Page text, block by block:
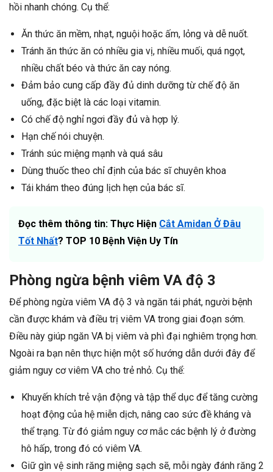
hồi nhanh chóng. Cụ thể:
Ăn thức ăn mềm, nhạt, nguội hoặc ấm, lỏng và dễ nuốt.
Tránh ăn thức ăn có nhiều gia vị, nhiều muối, quá ngọt,
nhiều chất béo và thức ăn cay nóng.
Đảm bảo cung cấp đầy đủ dinh dưỡng từ chế độ ăn
uống, đặc biệt là các loại vitamin.
Có chế độ nghỉ ngơi đầy đủ và hợp lý.
Hạn chế nói chuyện.
Tránh súc miệng mạnh và quá sâu
Dùng thuốc theo chỉ định của bác sĩ chuyên khoa
Tái khám theo đúng lịch hẹn của bác sĩ.
Đọc thêm thông tin: Thực Hiện Cắt Amidan Ở Đâu
Tốt Nhất? TOP 10 Bệnh Viện Uy Tín
Phòng ngừa bệnh viêm VA độ 3
Để phòng ngừa viêm VA độ 3 và ngăn tái phát, người bệnh
cần được khám và điều trị viêm VA trong giai đoạn sớm.
Điều này giúp ngăn VA bị viêm và phì đại nghiêm trọng hơn.
Ngoài ra bạn nên thực hiện một số hướng dẫn dưới đây để
giảm nguy cơ viêm VA cho trẻ nhỏ. Cụ thể:
Khuyến khích trẻ vận động và tập thể dục để tăng cường
hoạt động của hệ miễn dịch, nâng cao sức đề kháng và
thể trạng. Từ đó giảm nguy cơ mắc các bệnh lý ở đường
hô hấp, trong đó có viêm VA.
Giữ gìn vệ sinh răng miệng sạch sẽ, mỗi ngày đánh răng 2